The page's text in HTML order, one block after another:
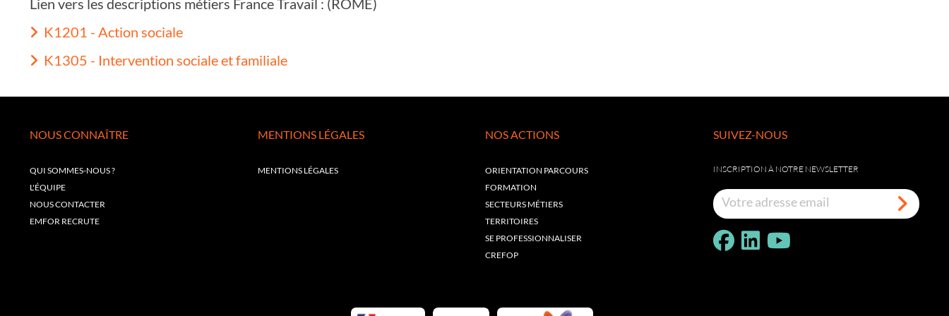
Lien vers les descriptions métiers France Travail : (ROME)
K1201 - Action sociale
K1305 - Intervention sociale et familiale
NOUS CONNAÎTRE
QUI SOMMES-NOUS ?
L'ÉQUIPE
NOUS CONTACTER
EMFOR RECRUTE
MENTIONS LÉGALES
MENTIONS LÉGALES
NOS ACTIONS
ORIENTATION PARCOURS
FORMATION
SECTEURS MÉTIERS
TERRITOIRES
SE PROFESSIONNALISER
CREFOP
SUIVEZ-NOUS
INSCRIPTION À NOTRE NEWSLETTER